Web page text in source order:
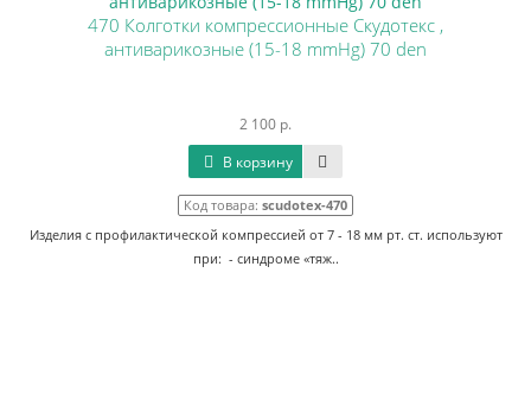
470 Колготки компрессионные Скудотекс ,
антиварикозные (15-18 mmHg) 70 den
2 100 р.
В корзину
Код товара: scudotex-470
Изделия с профилактической компрессией от 7 - 18 мм рт. ст. используют
при: - синдроме «тяж..